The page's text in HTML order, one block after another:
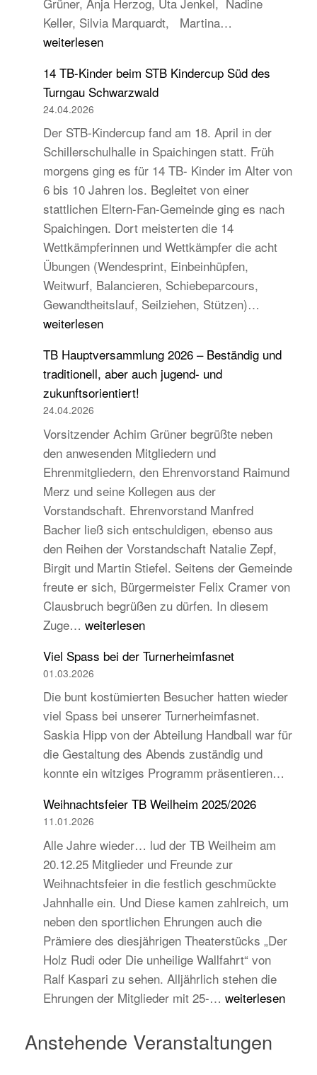
Keller, Silvia Marquardt, Martina…
Laufabzeichen
weiterlesen
14 TB-Kinder beim STB Kindercup Süd des
Turngau Schwarzwald
24.04.2026
Der STB-Kindercup fand am 18. April in der
Schillerschulhalle in Spaichingen statt. Früh
morgens ging es für 14 TB- Kinder im Alter von
6 bis 10 Jahren los. Begleitet von einer
stattlichen Eltern-Fan-Gemeinde ging es nach
Spaichingen. Dort meisterten die 14
Wettkämpferinnen und Wettkämpfer die acht
Übungen (Wendesprint, Einbeinhüpfen,
Weitwurf, Balancieren, Schiebeparcours,
Gewandtheitslauf, Seilziehen, Stützen)…
beim
des
weiterlesen
TB Hauptversammlung 2026 – Beständig und
traditionell, aber auch jugend- und
zukunftsorientiert!
24.04.2026
Vorsitzender Achim Grüner begrüßte neben
den anwesenden Mitgliedern und
Ehrenmitgliedern, den Ehrenvorstand Raimund
Merz und seine Kollegen aus der
Vorstandschaft. Ehrenvorstand Manfred
Bacher ließ sich entschuldigen, ebenso aus
den Reihen der Vorstandschaft Natalie Zepf,
Birgit und Martin Stiefel. Seitens der Gemeinde
freute er sich, Bürgermeister Felix Cramer von
Clausbruch begrüßen zu dürfen. In diesem
Zuge… TB
2026
–
Beständig
und
traditionell,
aber
auch
jugend-
und
weiterlesen
Viel Spass bei der Turnerheimfasnet
01.03.2026
Die bunt kostümierten Besucher hatten wieder
viel Spass bei unserer Turnerheimfasnet.
Saskia Hipp von der Abteilung Handball war für
die Gestaltung des Abends zuständig und
konnte ein witziges Programm präsentieren…
Weihnachtsfeier TB Weilheim 2025/2026
11.01.2026
Alle Jahre wieder… lud der TB Weilheim am
20.12.25 Mitglieder und Freunde zur
Weihnachtsfeier in die festlich geschmückte
Jahnhalle ein. Und Diese kamen zahlreich, um
neben den sportlichen Ehrungen auch die
Prämiere des diesjährigen Theaterstücks „Der
Holz Rudi oder Die unheilige Wallfahrt“ von
Ralf Kaspari zu sehen. Alljährlich stehen die
Ehrungen der Mitglieder mit 25-… Weihnachtsfeier
2025/2026
weiterlesen
Anstehende Veranstaltungen